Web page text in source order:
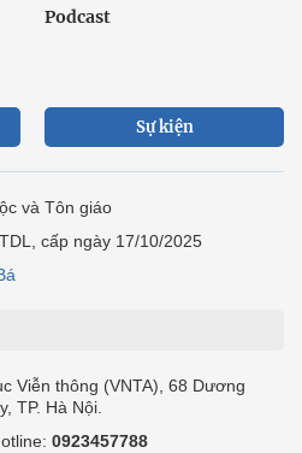
Podcast
Sự kiện
và Tôn giáo
cấp ngày 17/10/2025
Viễn thông (VNTA), 68 Dương
TP. Hà Nội.
0923457788